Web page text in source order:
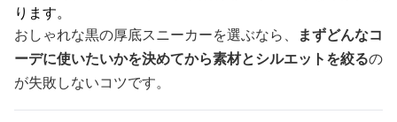
ります。
おしゃれな黒の厚底スニーカーを選ぶなら、
まずどんなコ
ーデに使いたいかを決めてから素材とシルエットを絞るの
が失敗しないコツです。